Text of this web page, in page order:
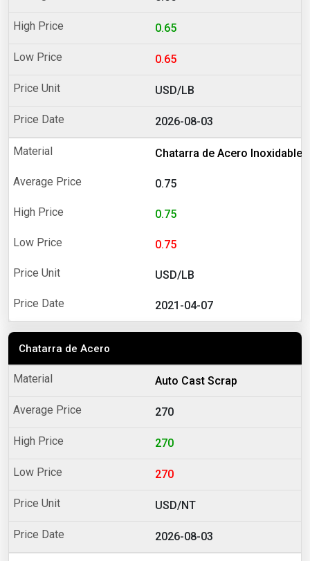
0.65
0.65
USD/LB
2026-08-03
Chatarra de Acero Inoxidable
0.75
0.75
0.75
USD/LB
2021-04-07
Chatarra de Acero
Auto Cast Scrap
270
270
270
USD/NT
2026-08-03